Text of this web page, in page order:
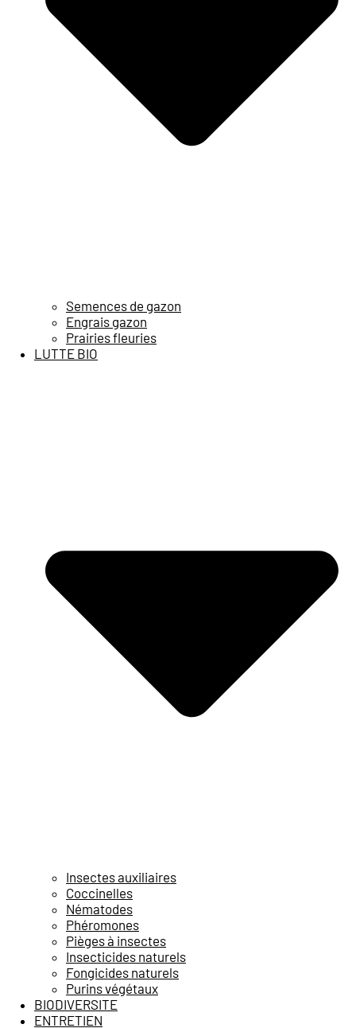
Semences de gazon
Engrais gazon
Prairies fleuries
LUTTE BIO
Insectes auxiliaires
Coccinelles
Nématodes
Phéromones
Pièges à insectes
Insecticides naturels
Fongicides naturels
Purins végétaux
BIODIVERSITE
ENTRETIEN